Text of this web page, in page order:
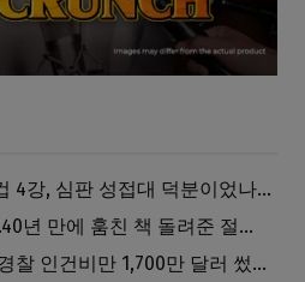
일본, “한국 2002 월드컵 4강, 심판 성접대 덕분이었나” .. 파장 눈덩이
‘사과 편지와 100달러’…40년 만에 훔친 책 돌려준 절도범
LA 반 ICE 시위 대응에 경찰 인건비만 1,700만 달러 썼다.